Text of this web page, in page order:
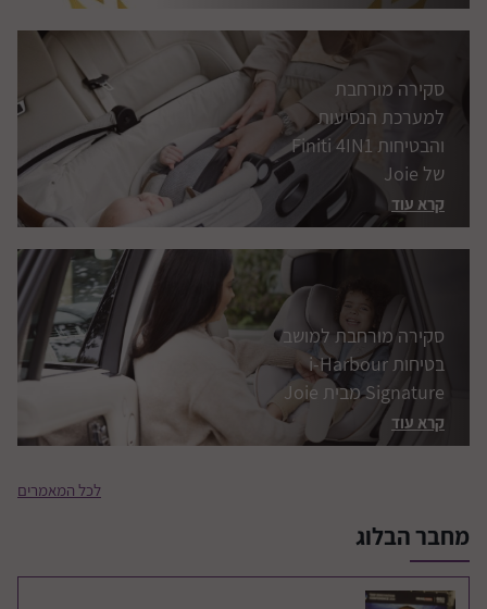
סקירה מורחבת למושב
בטיחות i-Harbour
Signature מבית Joie
קרא עוד
הוראות לשהייה ברכב
זמן רעידת אדמה
קרא עוד
לכל המאמרים
מחבר הבלוג